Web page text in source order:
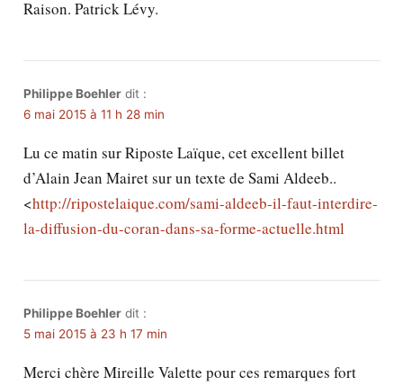
Raison. Patrick Lévy.
Philippe Boehler dit :
6 mai 2015 à 11 h 28 min
Lu ce matin sur Riposte Laïque, cet excellent billet
d’Alain Jean Mairet sur un texte de Sami Aldeeb..
<http://ripostelaique.com/sami-aldeeb-il-faut-interdire-
la-diffusion-du-coran-dans-sa-forme-actuelle.html
Philippe Boehler dit :
5 mai 2015 à 23 h 17 min
Merci chère Mireille Valette pour ces remarques fort